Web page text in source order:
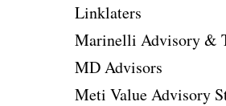
Linklaters
Marinelli Advisory &
MD Advisors
Meti Value Advisory